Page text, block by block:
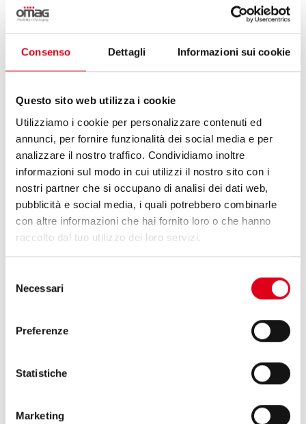
Consenso Dettagli Informazioni sui cookie
Questo sito web utilizza i cookie
Utilizziamo i cookie per personalizzare contenuti ed
annunci, per fornire funzionalità dei social media e per
analizzare il nostro traffico. Condividiamo inoltre
informazioni sul modo in cui utilizzi il nostro sito con i
nostri partner che si occupano di analisi dei dati web,
pubblicità e social media, i quali potrebbero combinarle
con altre informazioni che hai fornito loro o che hanno
raccolto dal tuo utilizzo dei loro servizi.
delNecessari
Preferenze
Statistiche
Marketing
9 Marzo 2026
OMAG A VITAFOODS EUROPE 2026
Omag parteciperà a Vitafoods, evento di
Barcellona